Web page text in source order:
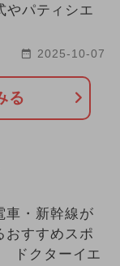
パティシエ
2025-10-07
る
車・新幹線が
おすすめスポ
ドクターイエ